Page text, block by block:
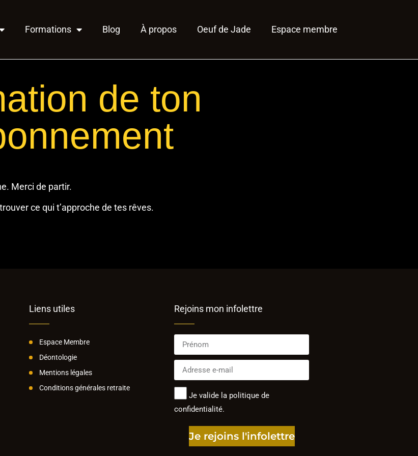
Formations Blog À propos Oeuf de Jade Espace membre
de ton
Merci de partir.
ce qui t’approche de tes rêves.
Liens utiles
Espace Membre
Déontologie
Mentions légales
Conditions générales retraite
Rejoins mon infolettre
Je valide la politique de
confidentialité.
Je rejoins l'infolettre